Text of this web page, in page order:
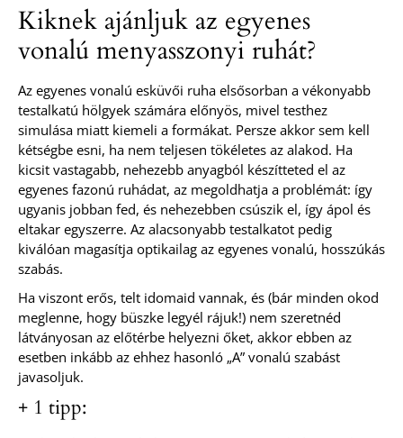
Kiknek ajánljuk az egyenes
vonalú menyasszonyi ruhát?
Az egyenes vonalú esküvői ruha elsősorban a vékonyabb
testalkatú hölgyek számára előnyös, mivel testhez
simulása miatt kiemeli a formákat. Persze akkor sem kell
kétségbe esni, ha nem teljesen tökéletes az alakod. Ha
kicsit vastagabb, nehezebb anyagból készítteted el az
egyenes fazonú ruhádat, az megoldhatja a problémát: így
ugyanis jobban fed, és nehezebben csúszik el, így ápol és
eltakar egyszerre. Az alacsonyabb testalkatot pedig
kiválóan magasítja optikailag az egyenes vonalú, hosszúkás
szabás.
Ha viszont erős, telt idomaid vannak, és (bár minden okod
meglenne, hogy büszke legyél rájuk!) nem szeretnéd
látványosan az előtérbe helyezni őket, akkor ebben az
esetben inkább az ehhez hasonló „A” vonalú szabást
javasoljuk.
+ 1 tipp: